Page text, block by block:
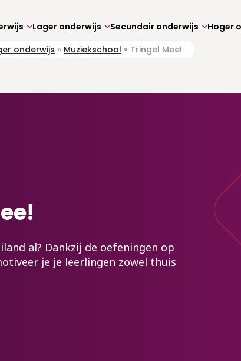
Lager onderwijs Secundair onderwijs Hoger
onderwijs » Muziekschool » Tringel Mee!
al? Dankzij de oefeningen op
je je leerlingen zowel thuis